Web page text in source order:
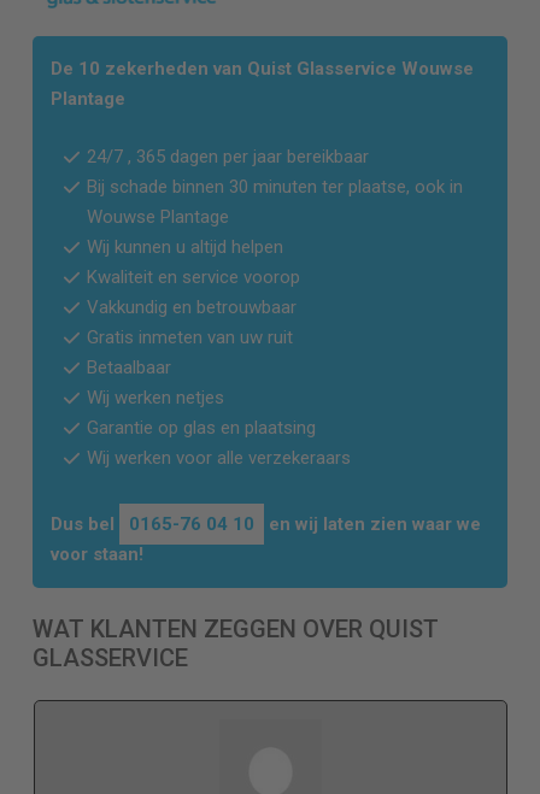
De 10 zekerheden van Quist Glasservice Wouwse
Plantage
24/7 , 365 dagen per jaar bereikbaar
Bij schade binnen 30 minuten ter plaatse, ook in
Wouwse Plantage
Wij kunnen u altijd helpen
Kwaliteit en service voorop
Vakkundig en betrouwbaar
Gratis inmeten van uw ruit
Betaalbaar
Wij werken netjes
Garantie op glas en plaatsing
Wij werken voor alle verzekeraars
Dus bel 0165-76 04 10
en wij laten zien waar we
voor staan!
WAT KLANTEN ZEGGEN OVER QUIST
GLASSERVICE